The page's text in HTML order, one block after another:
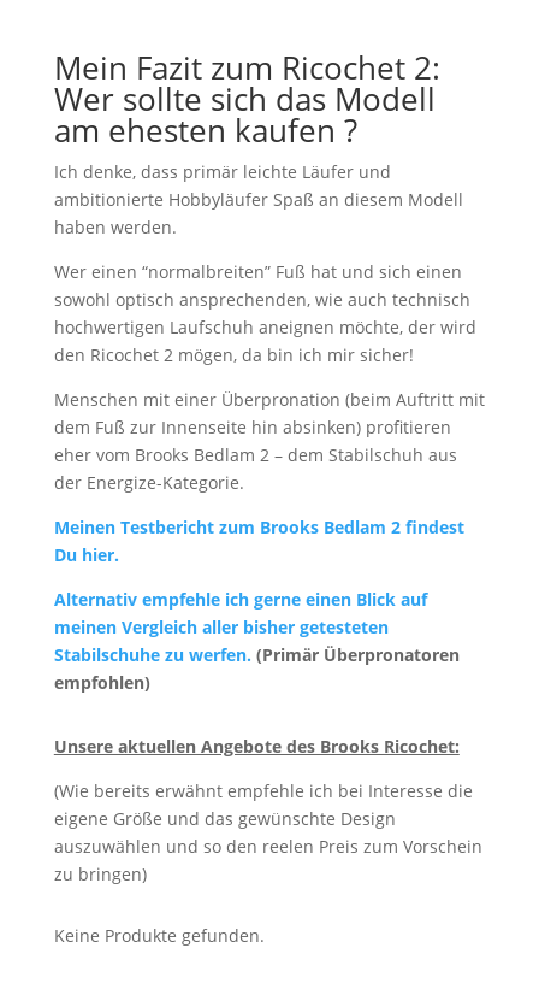
Mein Fazit zum Ricochet 2:
Wer sollte sich das Modell
am ehesten kaufen ?
Ich denke, dass primär leichte Läufer und
ambitionierte Hobbyläufer Spaß an diesem Modell
haben werden.
Wer einen “normalbreiten” Fuß hat und sich einen
sowohl optisch ansprechenden, wie auch technisch
hochwertigen Laufschuh aneignen möchte, der wird
den Ricochet 2 mögen, da bin ich mir sicher!
Menschen mit einer Überpronation (beim Auftritt mit
dem Fuß zur Innenseite hin absinken) profitieren
eher vom Brooks Bedlam 2 – dem Stabilschuh aus
der Energize-Kategorie.
Meinen Testbericht zum Brooks Bedlam 2 findest
Du hier.
Alternativ empfehle ich gerne einen Blick auf
meinen Vergleich aller bisher getesteten
Stabilschuhe zu werfen. (Primär Überpronatoren
empfohlen)
Unsere aktuellen Angebote des Brooks Ricochet:
(Wie bereits erwähnt empfehle ich bei Interesse die
eigene Größe und das gewünschte Design
auszuwählen und so den reelen Preis zum Vorschein
zu bringen)
Keine Produkte gefunden.